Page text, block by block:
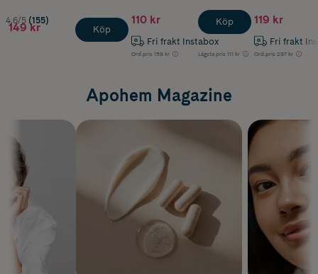
4.6/5 (155)
149 kr Köp
110 kr
Fri frakt Instabox
Ord.pris 159 kr Lägsta pris 111 kr
Köp 119 kr
Fri frakt
Ord.pris 297 kr
Apohem Magazine